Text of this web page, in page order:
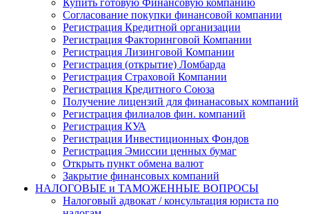
Согласование покупки финансовой компании
Регистрация Кредитной организации
Регистрация Факторинговой Компании
Регистрация Лизинговой Компании
Регистрация (открытие) Ломбарда
Регистрация Страховой Компании
Регистрация Кредитного Союза
Получение лицензий для финанасовых компаний
Регистрация филиалов фин. компаний
Регистрация КУА
Регистрация Инвестиционных Фондов
Регистрация Эмиссии ценных бумаг
Открыть пункт обмена валют
Закрытие финансовых компаний
НАЛОГОВЫЕ и ТАМОЖЕННЫЕ ВОПРОСЫ
Налоговый адвокат / консультация юриста по